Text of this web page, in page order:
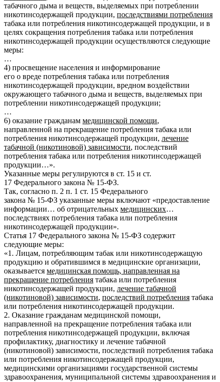
табачного дыма и веществ, выделяемых при потреблении
никотинсодержащей продукции, последствиями потребления
табака или потребления никотинсодержащей продукции, и в
целях сокращения потребления табака или потребления
никотинсодержащей продукции осуществляются следующие
меры:
…
4) просвещение населения и информирование
его о вреде потребления табака или потребления
никотинсодержащей продукции, вредном воздействии
окружающего табачного дыма и веществ, выделяемых при
потреблении никотинсодержащей продукции;
…
6) оказание гражданам медицинской помощи,
направленной на прекращение потребления табака или
потребления никотинсодержащей продукции, лечение
табачной (никотиновой) зависимости, последствий
потребления табака или потребления никотинсодержащей
продукции…».
Указанные меры регулируются в ст. 15 и ст.
17 Федерального закона № 15-ФЗ.
Так, согласно п. 2 п. 1 ст. 15 Федерального
закона № 15-ФЗ указанные меры включают «предоставление
информации… об отрицательных медицинских…
последствиях потребления табака или потребления
никотинсодержащей продукции».
Статья 17 Федерального закона № 15-ФЗ содержит
следующие меры:
«1. Лицам, потребляющим табак или никотинсодержащую
продукцию и обратившимся в медицинские организации,
оказывается медицинская помощь, направленная на
прекращение потребления табака или потребления
никотинсодержащей продукции, лечение табачной
(никотиновой) зависимости, последствий потребления табака
или потребления никотинсодержащей продукции.
2. Оказание гражданам медицинской помощи,
направленной на прекращение потребления табака или
потребления никотинсодержащей продукции, включая
профилактику, диагностику и лечение табачной
(никотиновой) зависимости, последствий потребления табака
или потребления никотинсодержащей продукции,
медицинскими организациями государственной системы
здравоохранения, муниципальной системы здравоохранения и